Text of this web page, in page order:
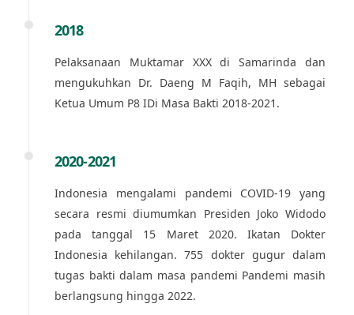
2018
Pelaksanaan Muktamar XXX di Samarinda dan
mengukuhkan Dr. Daeng M Faqih, MH sebagai
Ketua Umum P8 IDi Masa Bakti 2018-2021.
2020-2021
Indonesia mengalami pandemi COVID-19 yang
secara resmi diumumkan Presiden Joko Widodo
pada tanggal 15 Maret 2020. Ikatan Dokter
Indonesia kehilangan. 755 dokter gugur dalam
tugas bakti dalam masa pandemi Pandemi masih
berlangsung hingga 2022.